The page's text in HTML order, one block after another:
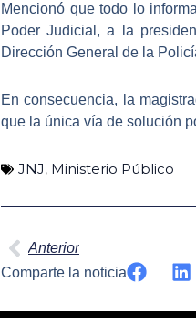
Mencionó que todo lo
Poder Judicial, a la
Dirección General de la
En consecuencia, la
que la única vía de solución
JNJ, Ministerio Público
Anterior
Comparte la noticia